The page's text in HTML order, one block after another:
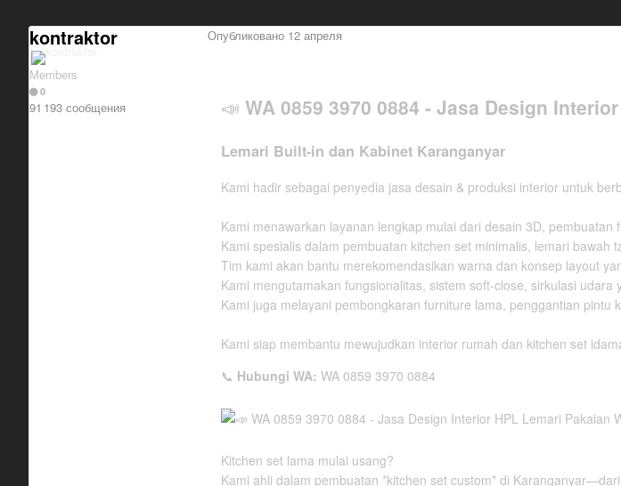
kontraktor
Members
0
91 193 сообщения
Опубликовано 12 апреля
📣 WA 0859 3970 0884 - Jasa Design
Lemari Built-in dan Kabinet Karanganyar
Kami hadir sebagai penyedia jasa desain & produksi interior untuk
Kami menawarkan layanan lengkap mulai dari desain 3D,
Kami spesialis dalam pembuatan kitchen set minimalis, lemari
Tim kami akan bantu merekomendasikan warna dan konsep layout
Kami mengutamakan fungsionalitas, sistem soft-close, sirkulasi udara
Kami juga melayani pembongkaran furniture lama, penggantian
Kami siap membantu mewujudkan interior rumah dan kitchen set
📞 Hubungi WA: WA 0859 3970 0884
Kitchen set lama mulai usang?
Kami ahli dalam pembuatan *kitchen set custom* di